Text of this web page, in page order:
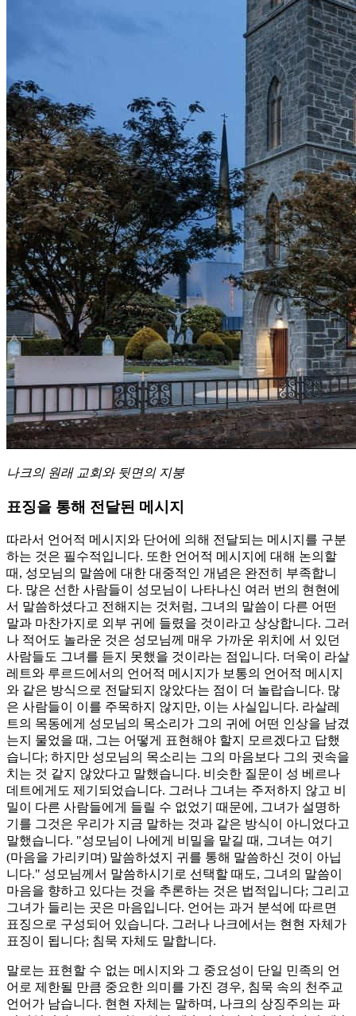
나크의 원래 교회와 뒷면의 지붕
표징을 통해 전달된 메시지
따라서 언어적 메시지와 단어에 의해 전달되는 메시지를 구분
하는 것은 필수적입니다. 또한 언어적 메시지에 대해 논의할
때, 성모님의 말씀에 대한 대중적인 개념은 완전히 부족합니
다. 많은 선한 사람들이 성모님이 나타나신 여러 번의 현현에
서 말씀하셨다고 전해지는 것처럼, 그녀의 말씀이 다른 어떤
말과 마찬가지로 외부 귀에 들렸을 것이라고 상상합니다. 그러
나 적어도 놀라운 것은 성모님께 매우 가까운 위치에 서 있던
사람들도 그녀를 듣지 못했을 것이라는 점입니다. 더욱이 라살
레트와 루르드에서의 언어적 메시지가 보통의 언어적 메시지
와 같은 방식으로 전달되지 않았다는 점이 더 놀랍습니다. 많
은 사람들이 이를 주목하지 않지만, 이는 사실입니다. 라살레
트의 목동에게 성모님의 목소리가 그의 귀에 어떤 인상을 남겼
는지 물었을 때, 그는 어떻게 표현해야 할지 모르겠다고 답했
습니다; 하지만 성모님의 목소리는 그의 마음보다 그의 귓속을
치는 것 같지 않았다고 말했습니다. 비슷한 질문이 성 베르나
데트에게도 제기되었습니다. 그러나 그녀는 주저하지 않고 비
밀이 다른 사람들에게 들릴 수 없었기 때문에, 그녀가 설명하
기를 그것은 우리가 지금 말하는 것과 같은 방식이 아니었다고
말했습니다. "성모님이 나에게 비밀을 맡길 때, 그녀는 여기
(마음을 가리키며) 말씀하셨지 귀를 통해 말씀하신 것이 아닙
니다." 성모님께서 말씀하시기로 선택할 때도, 그녀의 말씀이
마음을 향하고 있다는 것을 추론하는 것은 법적입니다; 그리고
그녀가 들리는 곳은 마음입니다. 언어는 과거 분석에 따르면
표징으로 구성되어 있습니다. 그러나 나크에서는 현현 자체가
표징이 됩니다; 침묵 자체도 말합니다.
말로는 표현할 수 없는 메시지와 그 중요성이 단일 민족의 언
어로 제한될 만큼 중요한 의미를 가진 경우, 침묵 속의 천주교
언어가 남습니다. 현현 자체는 말하며, 나크의 상징주의는 파